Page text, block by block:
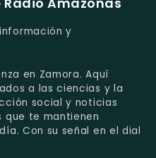
y
en Zamora. Aquí
a las ciencias y la
social y noticias
que te mantienen
Con su señal en el dial